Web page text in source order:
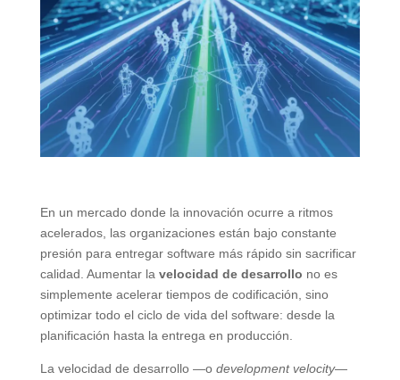
En un mercado donde la innovación ocurre a ritmos
acelerados, las organizaciones están bajo constante
presión para entregar software más rápido sin sacrificar
calidad. Aumentar la velocidad de desarrollo no es
simplemente acelerar tiempos de codificación, sino
optimizar todo el ciclo de vida del software: desde la
planificación hasta la entrega en producción.
La velocidad de desarrollo —o development velocity—